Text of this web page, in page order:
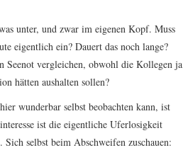
unter, und zwar im eigenen Kopf. Muss
eigentlich ein? Dauert das noch lange?
vergleichen, obwohl die Kollegen ja
hätten aushalten sollen?
wunderbar selbst beobachten kann, ist
ist die eigentliche Uferlosigkeit
selbst beim Abschweifen zuschauen: